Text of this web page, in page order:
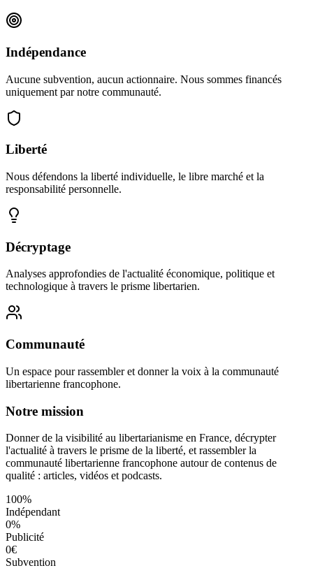
Indépendance
Aucune subvention, aucun actionnaire. Nous sommes financés
uniquement par notre communauté.
Liberté
Nous défendons la liberté individuelle, le libre marché et la
responsabilité personnelle.
Décryptage
Analyses approfondies de l'actualité économique, politique et
technologique à travers le prisme libertarien.
Communauté
Un espace pour rassembler et donner la voix à la communauté
libertarienne francophone.
Notre mission
Donner de la visibilité au libertarianisme en France, décrypter
l'actualité à travers le prisme de la liberté, et rassembler la
communauté libertarienne francophone autour de contenus de
qualité : articles, vidéos et podcasts.
100%
Indépendant
0%
Publicité
0€
Subvention